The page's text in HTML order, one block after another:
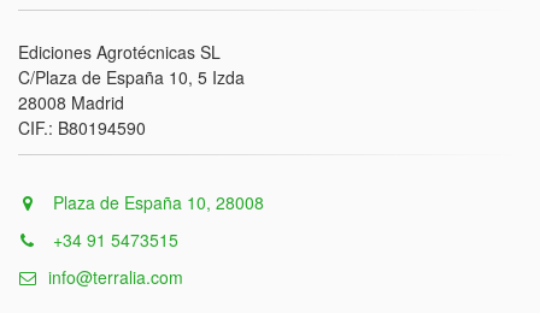
Ediciones Agrotécnicas SL
C/Plaza de España 10, 5 Izda
28008 Madrid
CIF.: B80194590
Plaza de España 10, 28008
+34 91 5473515
info@terralia.com